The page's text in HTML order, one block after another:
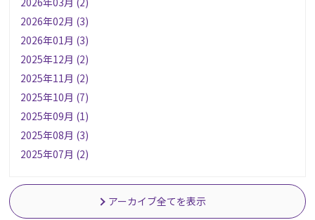
2026年02月 (3)
2026年01月 (3)
2025年12月 (2)
2025年11月 (2)
2025年10月 (7)
2025年09月 (1)
2025年08月 (3)
2025年07月 (2)
アーカイブ全てを表示